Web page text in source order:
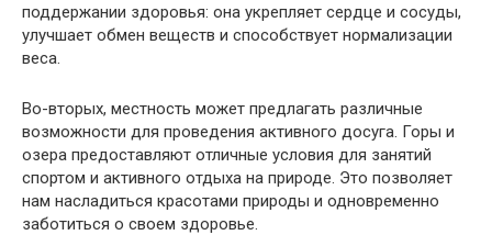
поддержании здоровья: она укрепляет сердце и сосуды,
улучшает обмен веществ и способствует нормализации
веса.
Во-вторых, местность может предлагать различные
возможности для проведения активного досуга. Горы и
озера предоставляют отличные условия для занятий
спортом и активного отдыха на природе. Это позволяет
нам насладиться красотами природы и одновременно
заботиться о своем здоровье.